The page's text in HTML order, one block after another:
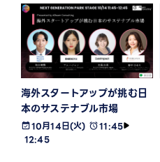
海外スタートアップが挑む日
本のサステナブル市場
10月14日(火)
11:45
12:45